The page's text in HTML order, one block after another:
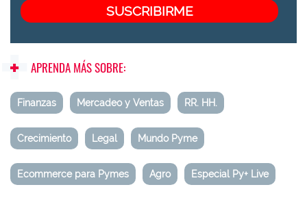
APRENDA MÁS SOBRE:
Finanzas Mercadeo y Ventas RR. HH.
Crecimiento Legal Mundo Pyme
Ecommerce para Pymes Agro Especial Py+ Live